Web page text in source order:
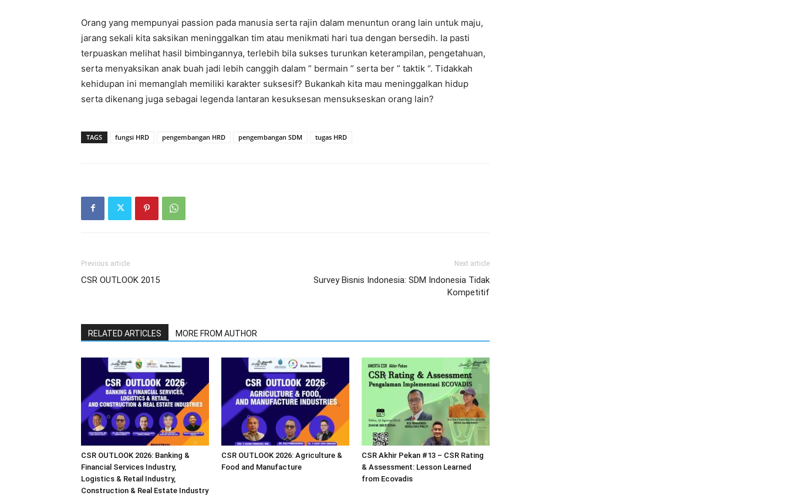
Orang yang mempunyai passion pada manusia serta rajin dalam menuntun orang lain untuk maju,
jarang sekali kita saksikan meninggalkan tim atau menikmati hari tua dengan bersedih. Ia pasti
terpuaskan melihat hasil bimbingannya, terlebih bila sukses turunkan keterampilan, pengetahuan,
serta menyaksikan anak buah jadi lebih canggih dalam ” bermain ” serta ber ” taktik “. Tidakkah
kehidupan ini memanglah memiliki karakter suksesif? Bukankah kita mau meninggalkan hidup
serta dikenang juga sebagai legenda lantaran kesuksesan mensukseskan orang lain?
TAGS fungsi HRD pengembangan HRD pengembangan SDM tugas HRD
Previous article
CSR OUTLOOK 2015
Next article
Survey Bisnis Indonesia: SDM Indonesia Tidak
Kompetitif
RELATED ARTICLES MORE FROM AUTHOR
CSR OUTLOOK 2026: Banking &
Financial Services Industry,
Logistics & Retail Industry,
Construction & Real Estate Industry
CSR OUTLOOK 2026: Agriculture &
Food and Manufacture
CSR Akhir Pekan #13 – CSR Rating
& Assessment: Lesson Learned
from Ecovadis